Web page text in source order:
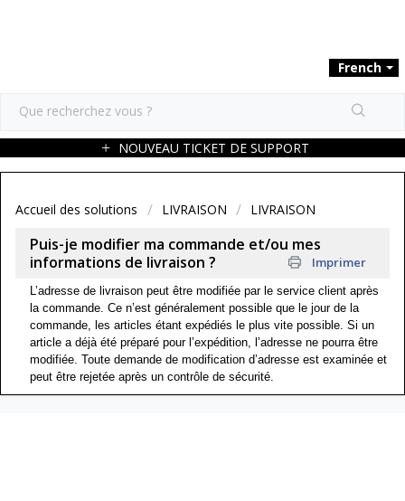
French
NOUVEAU TICKET DE SUPPORT
Accueil des solutions LIVRAISON LIVRAISON
Puis-je modifier ma commande et/ou mes
informations de livraison ?
Imprimer
L’adresse de livraison peut être modifiée par le service client après
la commande. Ce n’est généralement possible que le jour de la
commande, les articles étant expédiés le plus vite possible. Si un
article a déjà été préparé pour l’expédition, l’adresse ne pourra être
modifiée. Toute demande de modification d’adresse est examinée et
peut être rejetée après un contrôle de sécurité.